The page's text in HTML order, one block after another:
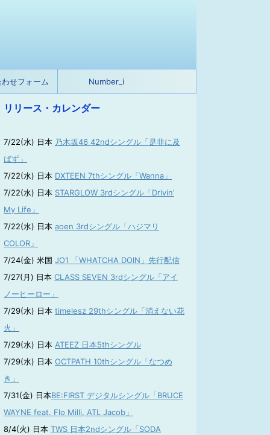
せフォーム Number_i
リリース・カレンダー
7/22(水) 日本 乃木坂46 42ndシングル「是非に及
ばず」
7/22(水) 日本 DXTEEN 7thシングル「Wanna」
7/22(水) 日本 STARGLOW 3rdシングル「Drivin’
My Life」
7/22(水) 日本 aoen 3rdシングル「ハジマリ
COLOR」
7/24(金) 米国 JO1 「WHATCHA DOIN」先行配信
7/27(月) 日本 CLASS SEVEN 3rdシングル「アイ
ノーヒーロー」
7/29(水) 日本 timelesz 29thシングル「消えない花
火」
7/29(水) 日本 ATEEZ 日本5thシングル
7/29(水) 日本 OCTPATH 10thシングル「なつめ
き」
7/31(金) 日本BE:FIRST デジタルシングル「BRUCE
WAYNE feat. Flo Milli, ATL Jacob」
8/4(火) 日本 TWS 日本2ndシングル「SODA